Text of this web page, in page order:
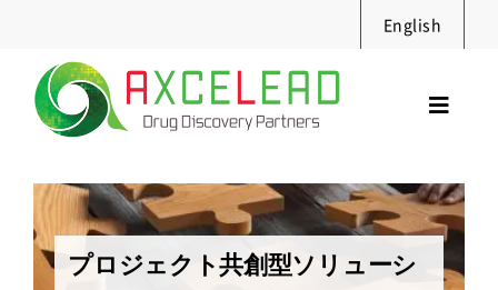
content
English
セミナー
実績・資料プロジェクト共創型ソリューシ